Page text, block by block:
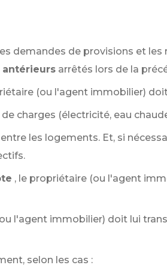
demandes de provisions et les
arrêtés lors de la
(ou l'agent immobilier)
charges (électricité, eau
entre les logements. Et, si
, le propriétaire (ou l'agent
l'agent immobilier) doit lui
selon les cas :